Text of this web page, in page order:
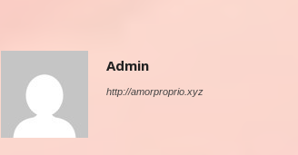
Admin
http://amorproprio.xyz